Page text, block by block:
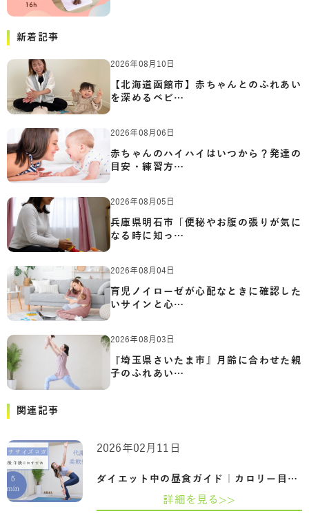
新着記事
2026年08月10日
【北海道函館市】赤ちゃんとのふれあい
を深めるベビ…
2026年08月06日
赤ちゃんのハイハイはいつから？発達の
目安・練習方…
2026年08月05日
兵庫県明石市「便秘やお腹の張りが気に
なる時に知っ…
2026年08月04日
育児ノイローゼが心配なときに確認した
いサインと心…
2026年08月03日
『埼玉県さいたま市』月齢に合わせた親
子のふれあい…
関連記事
ダイエット中の昼食ガイド｜カロリー目安…
2026年02月11日
詳細を見る>>